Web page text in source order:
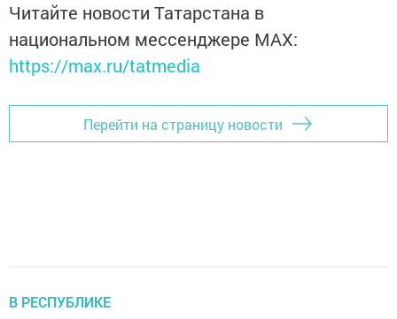
Читайте новости Татарстана в
национальном мессенджере MАХ:
https://max.ru/tatmedia
Перейти на страницу новости
В РЕСПУБЛИКЕ